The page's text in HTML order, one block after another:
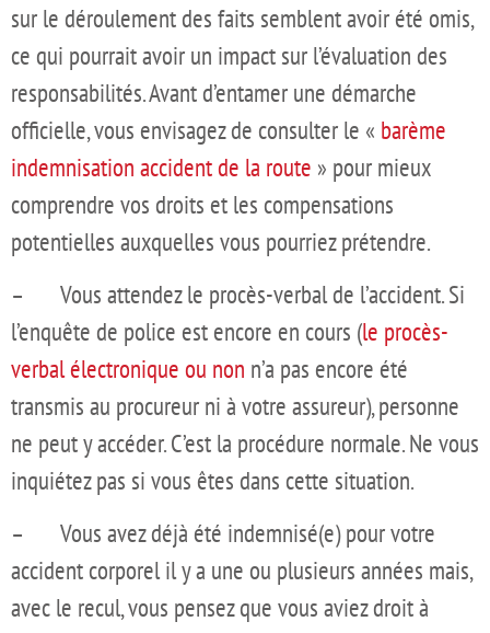
sur le déroulement des faits semblent avoir été omis,
ce qui pourrait avoir un impact sur l’évaluation des
responsabilités. Avant d’entamer une démarche
officielle, vous envisagez de consulter le « barème
indemnisation accident de la route » pour mieux
comprendre vos droits et les compensations
potentielles auxquelles vous pourriez prétendre.
– Vous attendez le procès-verbal de l’accident. Si
l’enquête de police est encore en cours (le procès-
verbal électronique ou non n’a pas encore été
transmis au procureur ni à votre assureur), personne
ne peut y accéder. C’est la procédure normale. Ne vous
inquiétez pas si vous êtes dans cette situation.
– Vous avez déjà été indemnisé(e) pour votre
accident corporel il y a une ou plusieurs années mais,
avec le recul, vous pensez que vous aviez droit à